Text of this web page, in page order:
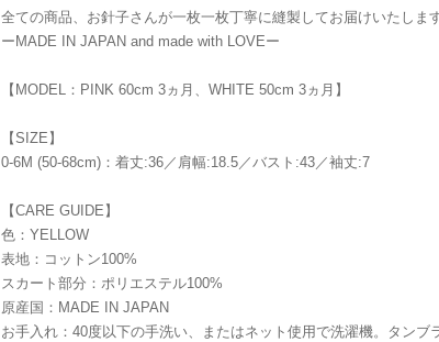
全ての商品、お針子さんが一枚一枚丁寧に縫製してお届けいたします
ーMADE IN JAPAN and made with LOVEー
【MODEL：PINK 60cm 3ヵ月、WHITE 50cm 3ヵ月】
【SIZE】
0-6M (50-68cm)：着丈:36／肩幅:18.5／バスト:43／袖丈:7
【CARE GUIDE】
色：YELLOW
表地：コットン100%
スカート部分：ポリエステル100%
原産国：MADE IN JAPAN
お手入れ：40度以下の手洗い、またはネット使用で洗濯機。タンブ